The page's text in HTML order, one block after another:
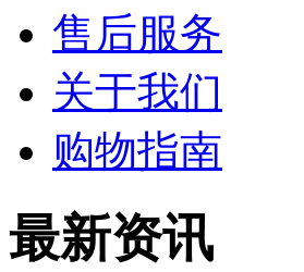
售后服务
关于我们
购物指南
最新资讯